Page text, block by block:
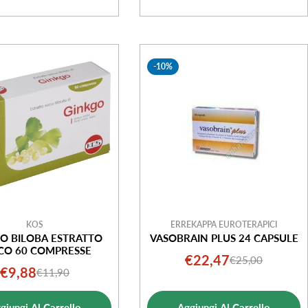
KOS
BILOBA ESTRATTO
60 COMPRESSE
Prezzo
di
€9,88Prezzo
normale
€11,90
-10%
ERREKAPPA EUROTERAPICI
VASOBRAIN PLUS 24 CAPSULE
Prezzo
€22,47Prezzo
€25,00